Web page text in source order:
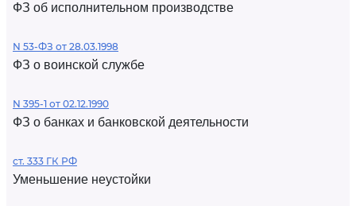
ФЗ об исполнительном производстве
N 53-ФЗ от 28.03.1998
ФЗ о воинской службе
N 395-1 от 02.12.1990
ФЗ о банках и банковской деятельности
ст. 333 ГК РФ
Уменьшение неустойки